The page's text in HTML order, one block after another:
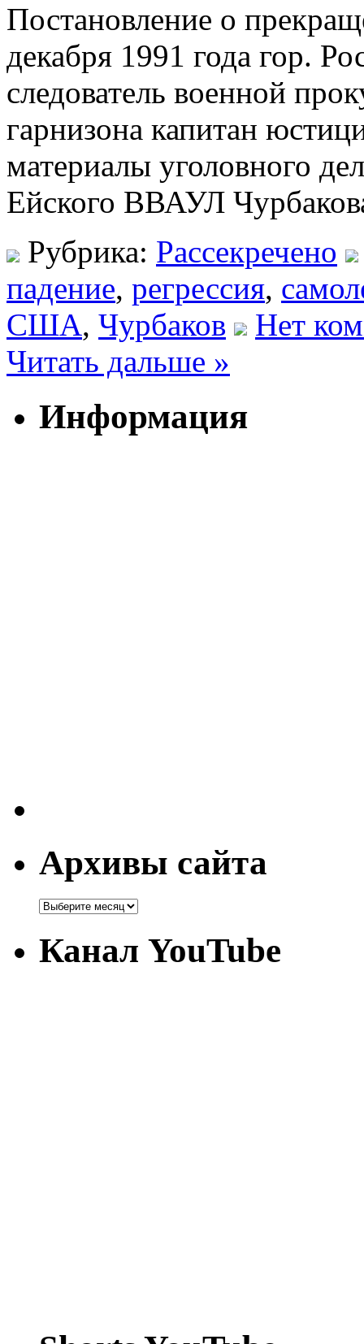
Постановление о
декабря 1991 года гор.
следователь военной
гарнизона капитан
материалы уголовного
Ейского ВВАУЛ
Рубрика: Рассекречено
падение, регрессия,
США, Чурбаков
Нет
Читать дальше »
Информация
Архивы сайта
Канал YouTube